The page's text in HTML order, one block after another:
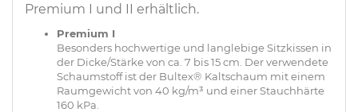
Premium I und II erhältlich.
Premium I
Besonders hochwertige und langlebige Sitzkissen in
der Dicke/Stärke von ca. 7 bis 15 cm. Der verwendete
Schaumstoff ist der Bultex® Kaltschaum mit einem
Raumgewicht von 40 kg/m³ und einer Stauchhärte
160 kPa.